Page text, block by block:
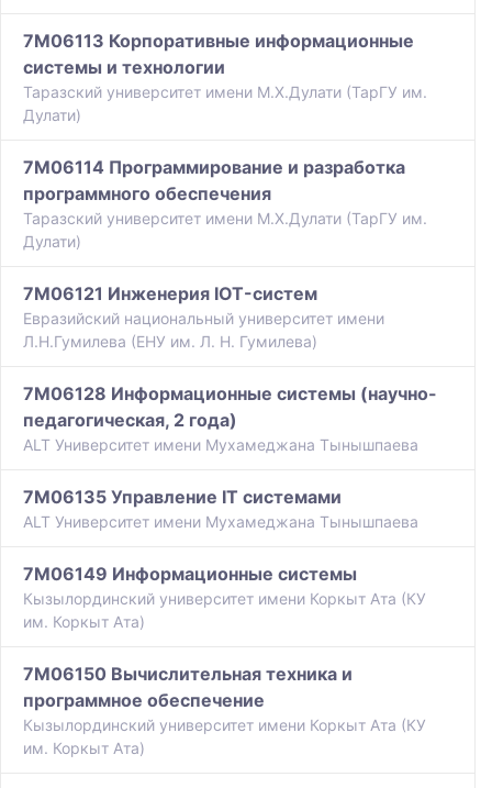
7M06113 Корпоративные информационные
системы и технологии
Таразский университет имени М.Х.Дулати (ТарГУ им.
Дулати)
7M06114 Программирование и разработка
программного обеспечения
Таразский университет имени М.Х.Дулати (ТарГУ им.
Дулати)
7M06121 Инженерия IOT-систем
Евразийский национальный университет имени
Л.Н.Гумилева (ЕНУ им. Л. Н. Гумилева)
7M06128 Информационные системы (научно-
педагогическая, 2 года)
ALT Университет имени Мухамеджана Тынышпаева
7M06135 Управление IT системами
ALT Университет имени Мухамеджана Тынышпаева
7M06149 Информационные системы
Кызылординский университет имени Коркыт Ата (КУ
им. Коркыт Ата)
7M06150 Вычислительная техника и
программное обеспечение
Кызылординский университет имени Коркыт Ата (КУ
им. Коркыт Ата)